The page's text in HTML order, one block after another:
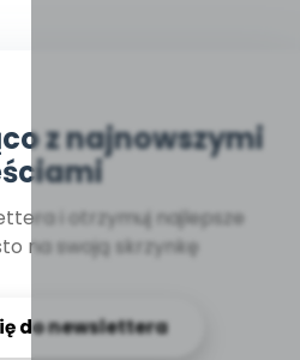
z najnowszymi
i otrzymuj najlepsze
na swoją skrzynkę
do newslettera